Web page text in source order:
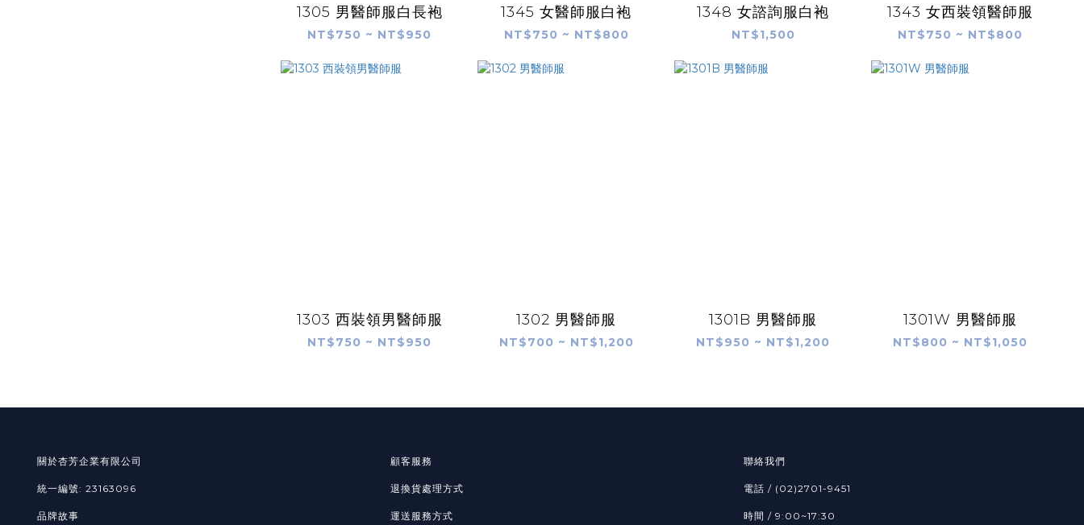
1305 男醫師服白長袍
NT$750 ~ NT$950
1345 女醫師服白袍
NT$750 ~ NT$800
1348 女諮詢服白袍
NT$1,500
1343 女西裝領醫師服
NT$750 ~ NT$800
1303 西裝領男醫師服
NT$750 ~ NT$950
1302 男醫師服
NT$700 ~ NT$1,200
1301B 男醫師服
NT$950 ~ NT$1,200
1301W 男醫師服
NT$800 ~ NT$1,050
關於杏芳企業有限公司
統一編號: 23163096
品牌故事
顧客服務
退換貨處理方式
運送服務方式
聯絡我們
電話 / (02)2701-9451
時間 / 9:00~17:30